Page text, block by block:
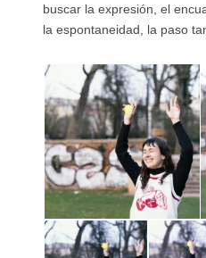
buscar la expresión, el
la espontaneidad, la paso